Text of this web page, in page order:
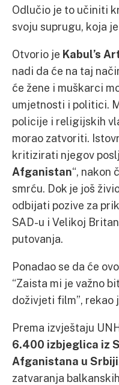
Odlučio je to učiniti
svoju suprugu, koja
Otvorio je Kabul’s
nadi da će na taj
će žene i muškarci
umjetnosti i politici.
policije i religijskih
morao zatvoriti.
kritizirati njegov
Afganistan“, nakon
smrću. Dok je još
odbijati pozive za
SAD-u i Velikoj
putovanja.
Ponadao se da će
“Zaista mi je važno
doživjeti film”, rekao
Prema izvještaju
6.400 izbjeglica iz
Afganistana u Srbiji
zatvaranja